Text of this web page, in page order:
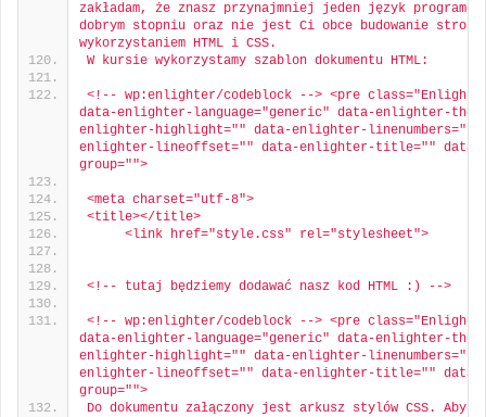
zakładam, że znasz przynajmniej jeden język
dobrym stopniu oraz nie jest Ci obce budowanie stron
wykorzystaniem HTML i CSS.
W kursie wykorzystamy szablon dokumentu HTML:
<!-- wp:enlighter/codeblock --> <pre
data-enlighter-language="generic" data-enlighter-
enlighter-highlight="" data-enlighter-linenumbers=""
enlighter-lineoffset="" data-enlighter-title="" data-
group="">
<meta charset="utf-8">
<title></title>
     <link href="style.css" rel="stylesheet">
<!-- tutaj będziemy dodawać nasz kod HTML :) -->
<!-- wp:enlighter/codeblock --> <pre
data-enlighter-language="generic" data-enlighter-
enlighter-highlight="" data-enlighter-linenumbers=""
enlighter-lineoffset="" data-enlighter-title="" data-
group="">
Do dokumentu załączony jest arkusz stylów CSS. Aby